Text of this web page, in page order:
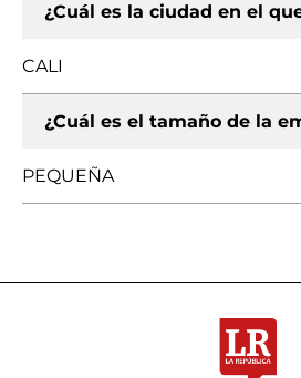
¿Cuál es la ciudad en el
CALI
¿Cuál es el tamaño de la
PEQUEÑA